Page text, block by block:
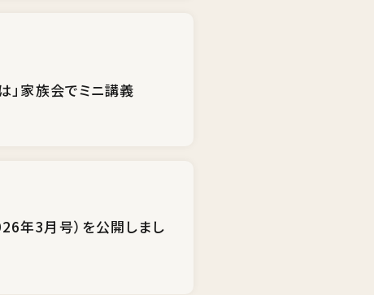
」家族会でミニ講義
年3月号）を公開しまし